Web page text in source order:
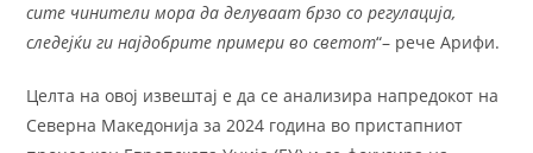
сите чинители мора да делуваат брзо со регулација,
следејќи ги најдобрите примери во светот“– рече Арифи.
Целта на овој извештај е да се анализира напредокот на
Северна Македонија за 2024 година во пристапниот